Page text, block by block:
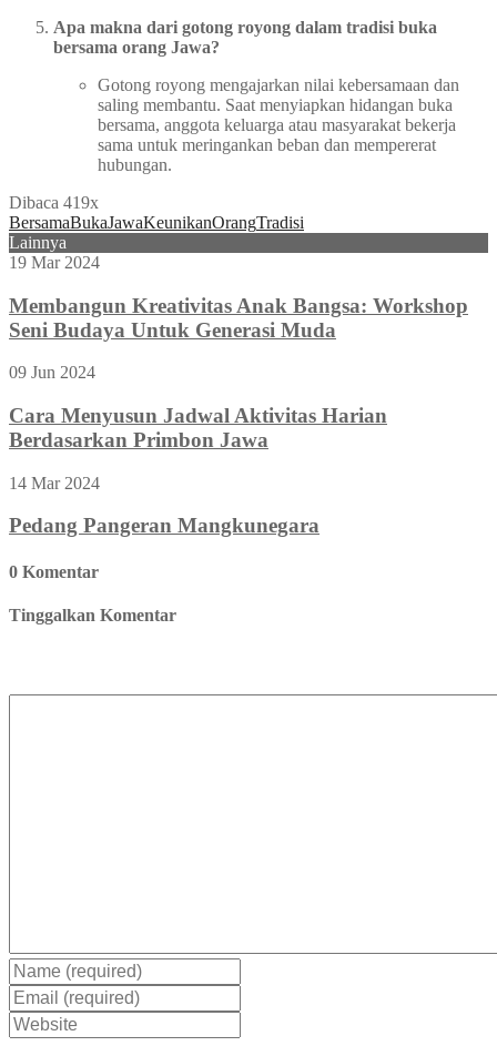
Apa makna dari gotong royong dalam tradisi buka
bersama orang Jawa?
Gotong royong mengajarkan nilai kebersamaan dan
saling membantu. Saat menyiapkan hidangan buka
bersama, anggota keluarga atau masyarakat bekerja
sama untuk meringankan beban dan mempererat
hubungan.
Dibaca 419x
BersamaBukaJawaKeunikanOrangTradisi
Lainnya
19 Mar 2024
Membangun Kreativitas Anak Bangsa: Workshop
Seni Budaya Untuk Generasi Muda
09 Jun 2024
Cara Menyusun Jadwal Aktivitas Harian
Berdasarkan Primbon Jawa
14 Mar 2024
Pedang Pangeran Mangkunegara
0 Komentar
Tinggalkan Komentar